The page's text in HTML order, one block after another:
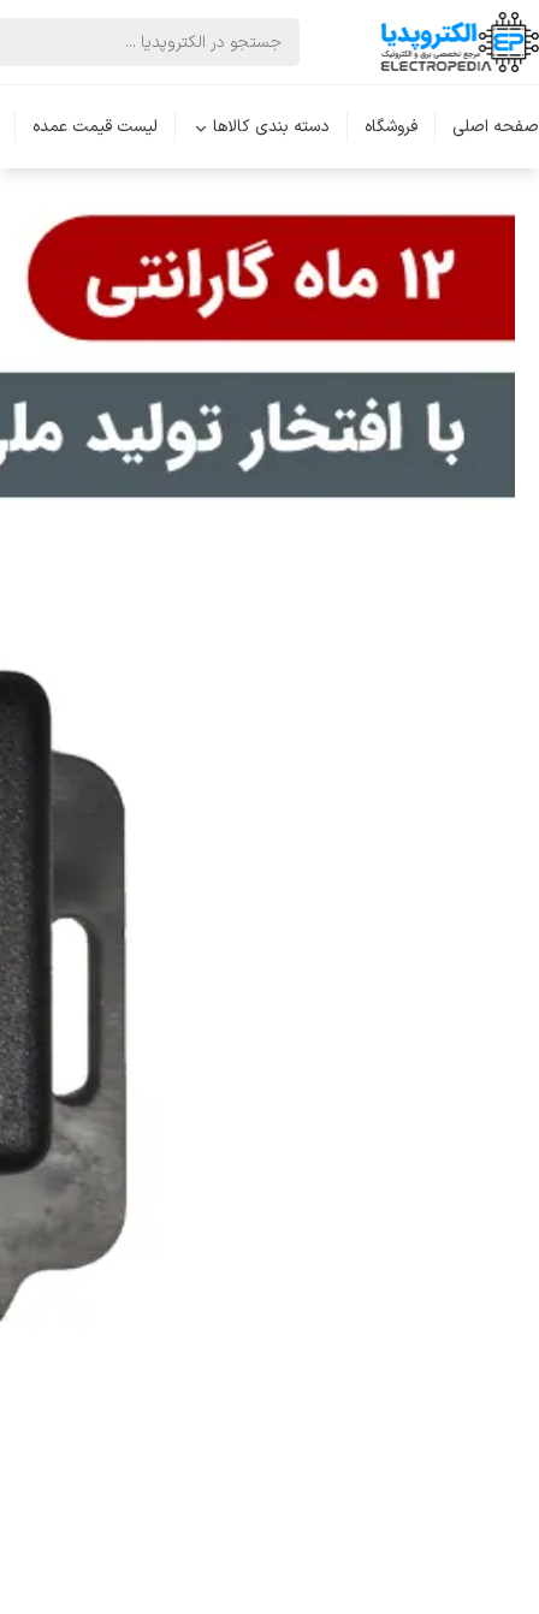
صفحه اصلی فروشگاه دسته بندی کالاها لیست قیمت عمده الکتروپدیا لوازم الکترونیکی ریموت کنترل گیرنده گیرنده در